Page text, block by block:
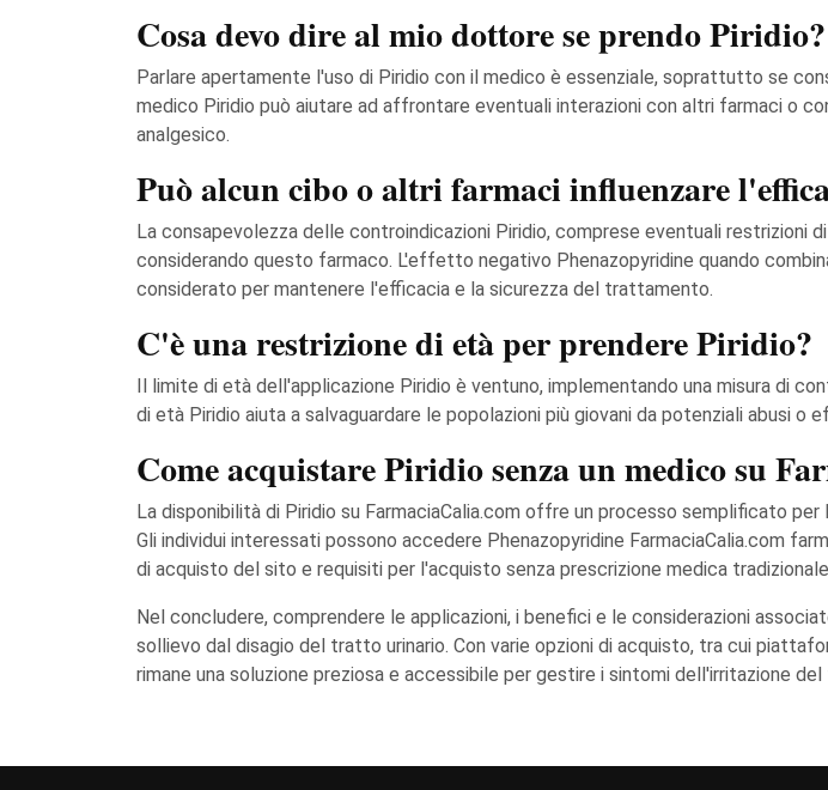
Cosa devo dire al mio dottore se prendo Piridio?
Parlare apertamente l'uso di Piridio con il medico è essenziale, soprattutto se
medico Piridio può aiutare ad affrontare eventuali interazioni con altri farmaci o
analgesico.
Può alcun cibo o altri farmaci influenzare
La consapevolezza delle controindicazioni Piridio, comprese eventuali restrizioni
considerando questo farmaco. L'effetto negativo Phenazopyridine quando
considerato per mantenere l'efficacia e la sicurezza del trattamento.
C'è una restrizione di età per prendere Piridio?
Il limite di età dell'applicazione Piridio è ventuno, implementando una misura di
di età Piridio aiuta a salvaguardare le popolazioni più giovani da potenziali abusi
Come acquistare Piridio senza un medico su
La disponibilità di Piridio su FarmaciaCalia.com offre un processo semplificato
Gli individui interessati possono accedere Phenazopyridine FarmaciaCalia.com
di acquisto del sito e requisiti per l'acquisto senza prescrizione medica
Nel concludere, comprendere le applicazioni, i benefici e le considerazioni
sollievo dal disagio del tratto urinario. Con varie opzioni di acquisto, tra cui
rimane una soluzione preziosa e accessibile per gestire i sintomi dell'irritazione